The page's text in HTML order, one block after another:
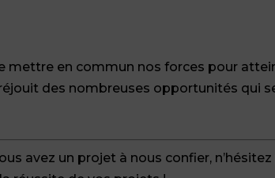
en commun nos forces pour
des nombreuses opportunités qui
avez un projet à nous confier, n’hésitez